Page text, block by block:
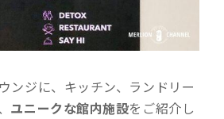
ンジに、キッチン、ランドリー
ユニークな館内施設をご紹介し